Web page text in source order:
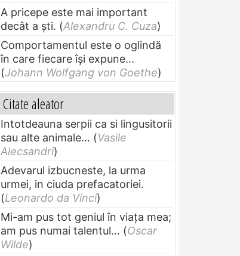
A pricepe este mai important
decât a ști. (Alexandru C. Cuza)
Comportamentul este o oglindă
în care fiecare își expune...
(Johann Wolfgang von Goethe)
Citate aleator
Intotdeauna serpii ca si lingusitorii
sau alte animale... (Vasile
Alecsandri)
Adevarul izbucneste, la urma
urmei, in ciuda prefacatoriei.
(Leonardo da Vinci)
Mi-am pus tot geniul în viața mea;
am pus numai talentul... (Oscar
Wilde)